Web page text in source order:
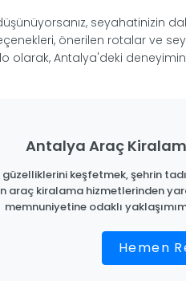
seyahatinizin
önerilen rotalar ve
olarak, Antalya'deki
Antalya Araç
keşfetmek, şehrin
araç kiralama hizmetlerinden
memnuniyetine odaklı
Hemen